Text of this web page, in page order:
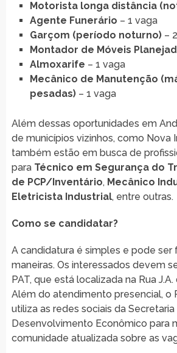
Motorista longa distância
Agente Funerário – 1 vaga
Garçom (período noturno)–
Montador de Móveis
Almoxarife – 1 vaga
Mecânico de Manutenção
pesadas)– 1 vaga
Além dessas oportunidades em
de municípios vizinhos, como Nova
também estão em busca de
para Técnico em Segurança do
de PCP/Inventário, Mecânico
Eletricista Industrial, entre outras.
Como se candidatar?
A candidatura é simples e pode ser
maneiras. Os interessados devem
PAT, que está localizada na Rua J.A.
Além do atendimento presencial, o
utiliza as redes sociais da Secretaria
Desenvolvimento Econômico para
comunidade atualizada sobre as